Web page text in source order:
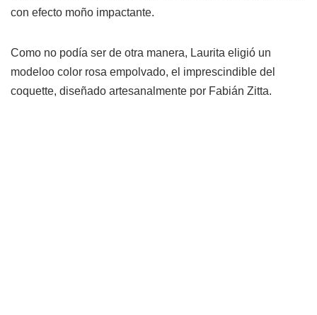
con efecto moño impactante.
Como no podía ser de otra manera, Laurita eligió un
modeloo color rosa empolvado, el imprescindible del
coquette, diseñado artesanalmente por Fabián Zitta.